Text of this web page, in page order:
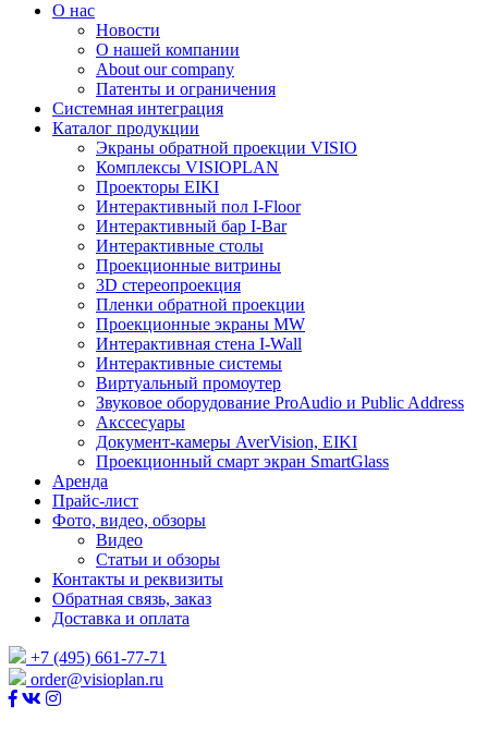
О нас
Новости
О нашей компании
About our company
Патенты и ограничения
Системная интеграция
Каталог продукции
Экраны обратной проекции VISIO
Комплексы VISIOPLAN
Проекторы EIKI
Интерактивный пол I-Floor
Интерактивный бар I-Bar
Интерактивные столы
Проекционные витрины
3D стереопроекция
Пленки обратной проекции
Проекционные экраны MW
Интерактивная стена I-Wall
Интерактивные системы
Виртуальный промоутер
Звуковое оборудование ProAudio и Public Address
Акссесуары
Документ-камеры AverVision, EIKI
Проекционный смарт экран SmartGlass
Аренда
Прайс-лист
Фото, видео, обзоры
Видео
Статьи и обзоры
Контакты и реквизиты
Обратная связь, заказ
Доставка и оплата
+7 (495) 661-77-71
order@visioplan.ru